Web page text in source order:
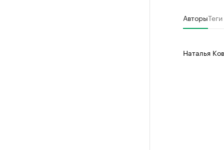
АвторыТеги
Наталья